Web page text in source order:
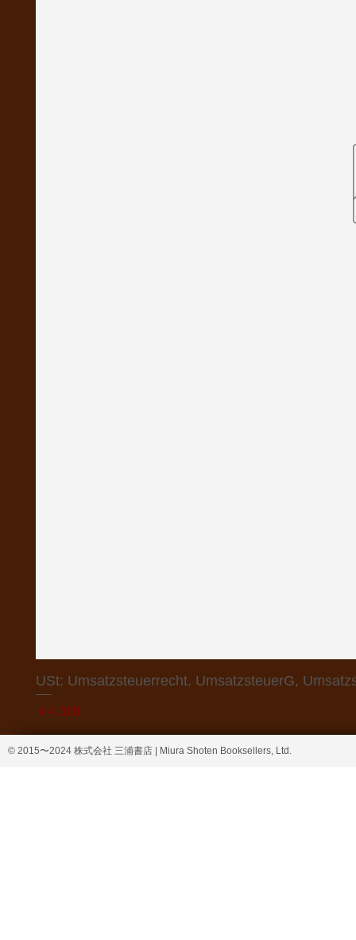
USt: Umsatzsteuerrecht. UmsatzsteuerG,
価格
￥4,368
© 2015〜2024 株式会社 三浦書店 | Miura Shoten Booksellers, Ltd.